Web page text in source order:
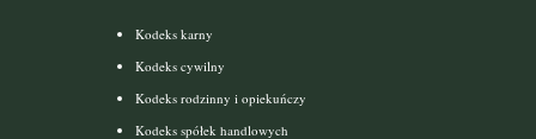
Kodeks karny
Kodeks cywilny
Kodeks rodzinny i opiekuńczy
Kodeks spółek handlowych